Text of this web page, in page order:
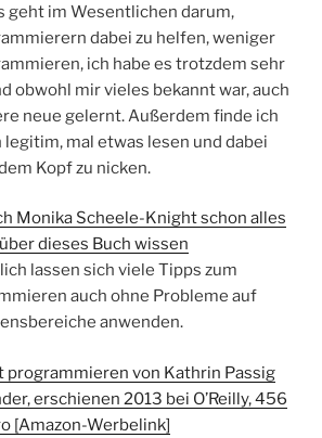
geht im Wesentlichen darum,
dabei zu helfen, weniger
ich habe es trotzdem sehr
obwohl mir vieles bekannt war, auch
neue gelernt. Außerdem finde ich
legitim, mal etwas lesen und dabei
Kopf zu nicken.
Monika Scheele-Knight schon alles
dieses Buch wissen
lassen sich viele Tipps zum
auch ohne Probleme auf
anwenden.
programmieren von Kathrin Passig
erschienen 2013 bei O’Reilly, 456
[Amazon-Werbelink]